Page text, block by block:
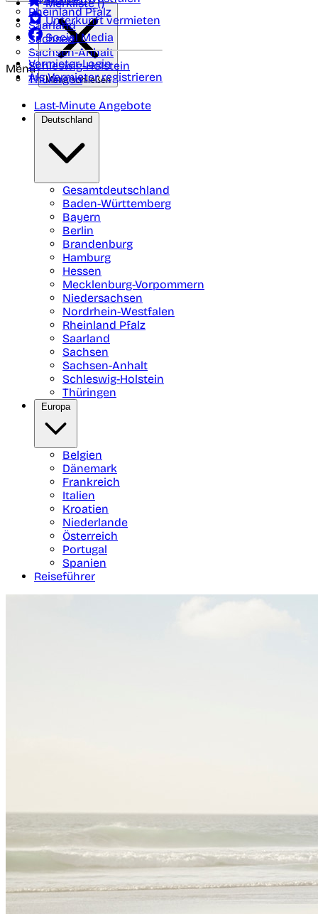
Rheinland Pfalz
Saarland
Sachsen
Sachsen-Anhalt
Schleswig-Holstein
Thüringen
Merkliste ()
Unterkunft vermieten
Social Media
Vermieter-Login
Als Vermieter registrieren
Menü
Menü schließen
Last-Minute Angebote
Deutschland
Gesamtdeutschland
Baden-Württemberg
Bayern
Berlin
Brandenburg
Hamburg
Hessen
Mecklenburg-Vorpommern
Niedersachsen
Nordrhein-Westfalen
Rheinland Pfalz
Saarland
Sachsen
Sachsen-Anhalt
Schleswig-Holstein
Thüringen
Europa
Belgien
Dänemark
Frankreich
Italien
Kroatien
Niederlande
Österreich
Portugal
Spanien
Reiseführer